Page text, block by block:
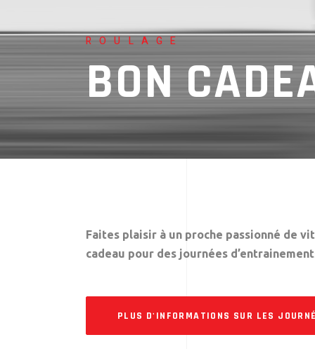
ROULAGE
BON
Faites plaisir à un proche passionné de
cadeau pour des journées
PLUS D'INFORMATIONS SUR LES